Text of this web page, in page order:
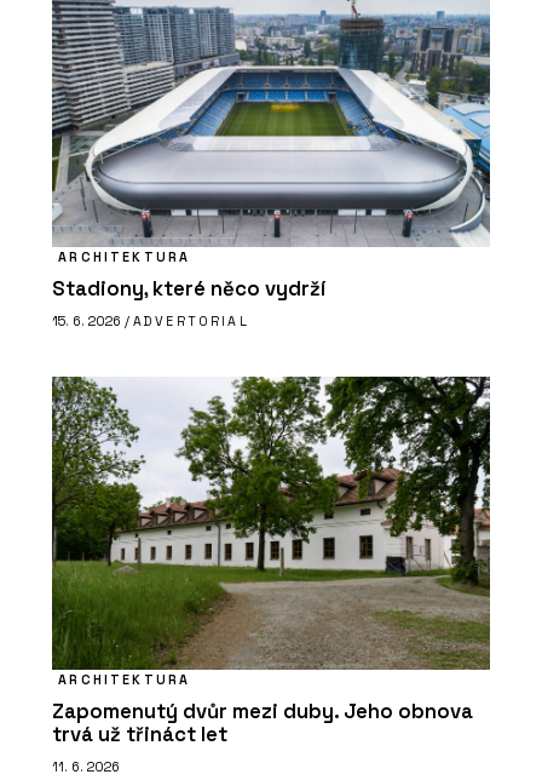
ARCHITEKTURA
Stadiony, které něco vydrží
15. 6. 2026 / ADVERTORIAL
ARCHITEKTURA
Zapomenutý dvůr mezi duby. Jeho obnova
trvá už třináct let
11. 6. 2026